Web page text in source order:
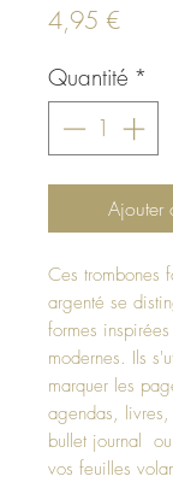
4,95 €Prix
Quantité *
Ajouter
Ces trombones
argenté se
formes
modernes. Ils
marquer les
agendas,
bullet journal
vos feuilles